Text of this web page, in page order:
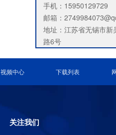
手机：15950129729
邮箱：
地址：江苏省无锡市
路6号
视频中心 下载列表
关注我们